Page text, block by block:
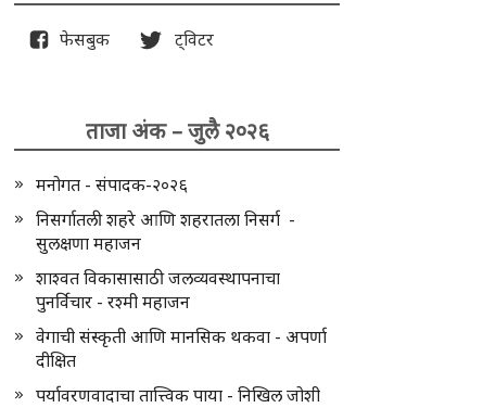
फेसबुक ट्विटर
ताजा अंक – जुलै २०२६
मनोगत - संपादक-२०२६
निसर्गातली शहरे आणि शहरातला निसर्ग -
सुलक्षणा महाजन
शाश्वत विकासासाठी जलव्यवस्थापनाचा
पुनर्विचार - रश्मी महाजन
वेगाची संस्कृती आणि मानसिक थकवा - अपर्णा
दीक्षित
पर्यावरणवादाचा तात्त्विक पाया - निखिल जोशी